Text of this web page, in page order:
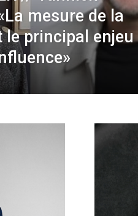
mesure de la
le principal enjeu